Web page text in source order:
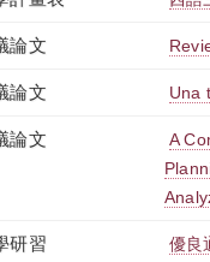
論文
論文 Una
論文
A
研習
優良